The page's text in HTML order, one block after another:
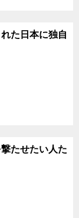
事行動を実施す
いよ決定的なも
が拡大され、自
然として自衛隊
は全くといって
で、この日本の
るかとの期待も
党の間の大論争
た日本に独自
たせたい人た